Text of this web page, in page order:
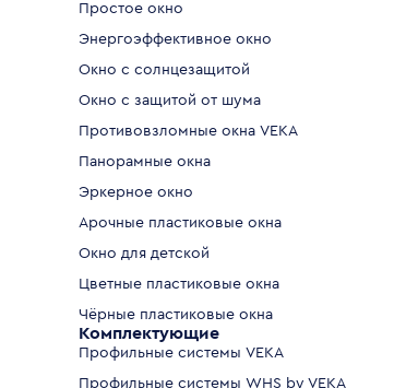
Простое окно
Энергоэффективное окно
Окно с солнцезащитой
Окно с защитой от шума
Противовзломные окна VEKA
Панорамные окна
Эркерное окно
Арочные пластиковые окна
Окно для детской
Цветные пластиковые окна
Чёрные пластиковые окна
Комплектующие
Профильные системы VEKA
Профильные системы WHS by VEKA